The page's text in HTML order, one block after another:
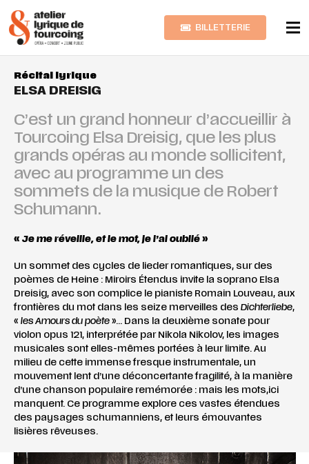
BILLETTERIE
Récital lyrique
ELSA DREISIG
C’est un grand honneur d’accueillir à
Tourcoing Elsa Dreisig, que les plus
grands opéras au monde sollicitent,
avec au programme un des
sommets de la musique de Robert
Schumann.
« Je me réveille, et le mot, je l’ai oublié»
Un sommet des cycles de lieder romantiques, sur des
poèmes de Heine : Miroirs Étendus invite la soprano Elsa
Dreisig, avec son complice le pianiste Romain Louveau, aux
frontières du mot dans les seize merveilles des Dichterliebe,
« les Amours du poète»… Dans la deuxième sonate pour
violon opus 121, interprétée par Nikola Nikolov, les images
musicales sont elles-mêmes portées à leur limite. Au
milieu de cette immense fresque instrumentale, un
mouvement lent d’une déconcertante fragilité, à la manière
d’une chanson populaire remémorée : mais les mots,ici
manquent. Ce programme explore ces vastes étendues
des paysages schumanniens, et leurs émouvantes
lisières rêveuses.